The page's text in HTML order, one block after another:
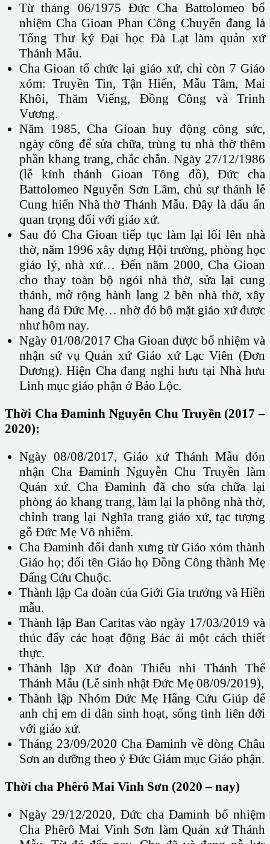
Từ tháng 06/1975 Đức Cha Battolomeo bổ
nhiệm Cha Gioan Phan Công Chuyển đang là
Tổng Thư ký Đại học Đà Lạt làm quản xứ
Thánh Mẫu.
Cha Gioan tổ chức lại giáo xứ, chỉ còn 7 Giáo
xóm: Truyền Tin, Tận Hiến, Mẫu Tâm, Mai
Khôi, Thăm Viếng, Đồng Công và Trinh
Vương.
Năm 1985, Cha Gioan huy động công sức,
ngày công để sửa chữa, trùng tu nhà thờ thêm
phần khang trang, chắc chắn. Ngày 27/12/1986
(lễ kính thánh Gioan Tông đồ), Đức cha
Battolomeo Nguyễn Sơn Lâm, chủ sự thánh lễ
Cung hiến Nhà thờ Thánh Mẫu. Đây là dấu ấn
quan trọng đối với giáo xứ.
Sau đó Cha Gioan tiếp tục làm lại lối lên nhà
thờ, năm 1996 xây dựng Hội trường, phòng học
giáo lý, nhà xứ… Đến năm 2000, Cha Gioan
cho thay toàn bộ ngói nhà thờ, sửa lại cung
thánh, mở rộng hành lang 2 bên nhà thờ, xây
hang đá Đức Mẹ… nhờ đó bộ mặt giáo xứ được
như hôm nay.
Ngày 01/08/2017 Cha Gioan được bổ nhiệm và
nhận sứ vụ Quản xứ Giáo xứ Lạc Viên (Đơn
Dương). Hiện Cha đang nghi hưu tại Nhà hưu
Linh mục giáo phận ở Bảo Lộc.
Thời Cha Đaminh Nguyễn Chu Truyền (2017 –
2020):
Ngày 08/08/2017, Giáo xứ Thánh Mẫu đón
nhận Cha Đaminh Nguyễn Chu Truyền làm
Quản xứ. Cha Đaminh đã cho sửa chữa lại
phòng áo khang trang, làm lại la phông nhà thờ,
chỉnh trang lại Nghĩa trang giáo xứ, tạc tượng
gỗ Đức Mẹ Vô nhiễm.
Cha Đaminh đổi danh xưng từ Giáo xóm thành
Giáo họ; đổi tên Giáo họ Đồng Công thành Mẹ
Đấng Cứu Chuộc.
Thành lập Ca đoàn của Giới Gia trưởng và Hiền
mẫu.
Thành lập Ban Caritas vào ngày 17/03/2019 và
thúc đẩy các hoạt động Bác ái một cách thiết
thực.
Thành lập Xứ đoàn Thiếu nhi Thánh Thể
Thánh Mẫu (Lễ sinh nhật Đức Mẹ 08/09/2019),
Thành lập Nhóm Đức Mẹ Hằng Cứu Giúp để
anh chị em di dân sinh hoạt, sống tình liên đới
với giáo xứ.
Tháng 23/09/2020 Cha Đaminh về dòng Châu
Sơn an dưỡng theo ý Đức Giám mục Giáo phận.
Thời cha Phêrô Mai Vinh Sơn (2020 – nay)
Ngày 29/12/2020, Đức cha Đaminh bổ nhiệm
Cha Phêrô Mai Vinh Sơn làm Quản xứ Thánh